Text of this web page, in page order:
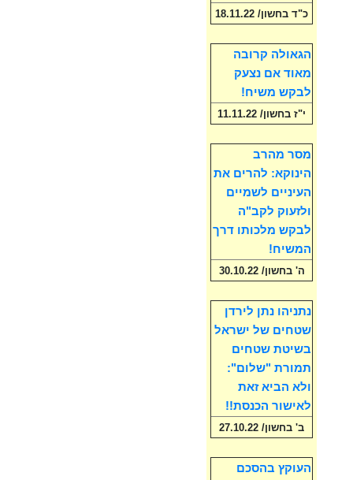
כ"ד בחשון/ 18.11.22
הגאולה קרובה
מאוד אם נצעק
לבקש משיח!
י"ז בחשון/ 11.11.22
מסר מהרב
הינוקא: להרים את
העיניים לשמיים
ולזעוק לקב"ה
לבקש מלכותו דרך
המשיח!
ה' בחשון/ 30.10.22
נתניהו נתן לירדן
שטחים של ישראל
בשיטת שטחים
תמורת "שלום":
ולא הביא זאת
לאישור הכנסת!!
ב' בחשון/ 27.10.22
העוקץ בהסכם